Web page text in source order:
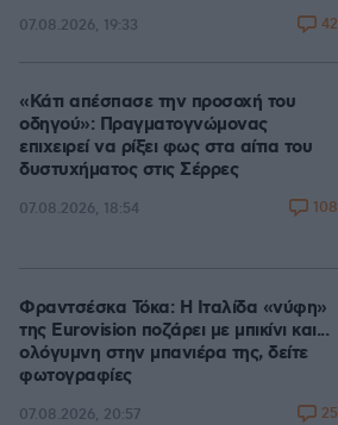
07.08.2026, 19:33 42
«Κάτι απέσπασε την προσοχή του
οδηγού»: Πραγματογνώμονας
επιχειρεί να ρίξει φως στα αίτια του
δυστυχήματος στις Σέρρες
07.08.2026, 18:54 108
Φραντσέσκα Τόκα: Η Ιταλίδα «νύφη»
της Eurovision ποζάρει με μπικίνι και...
ολόγυμνη στην μπανιέρα της, δείτε
φωτογραφίες
07.08.2026, 20:57 25